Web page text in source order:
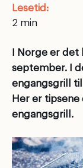
Lesetid:
I Norge er
september. I
engangsgrill
Her er
engangsgrill.